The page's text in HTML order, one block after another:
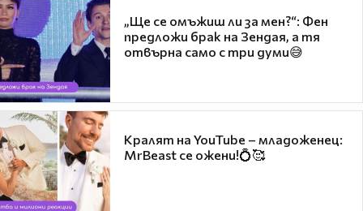
„Ще се омъжиш ли за мен?“: Фен
предложи брак на Зендая, а тя
отвърна само с три думи😅
Кралят на YouTube – младоженец:
MrBeast се ожени!💍🥰